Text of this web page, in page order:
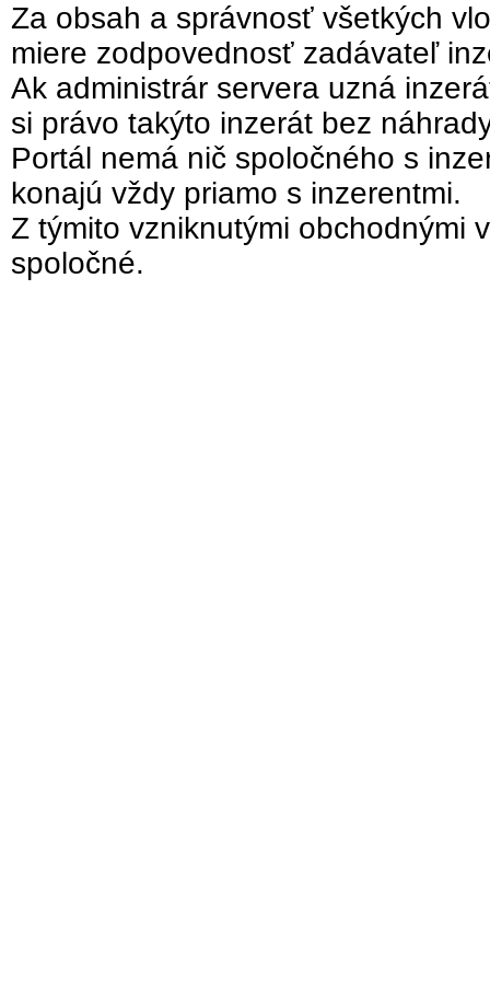
Za obsah a správnosť všetkých
miere zodpovednosť zadávateľ
Ak administrár servera uzná
si právo takýto inzerát bez
Portál nemá nič spoločného s
konajú vždy priamo s inzerentmi.
Z týmito vzniknutými obchodnými
spoločné.